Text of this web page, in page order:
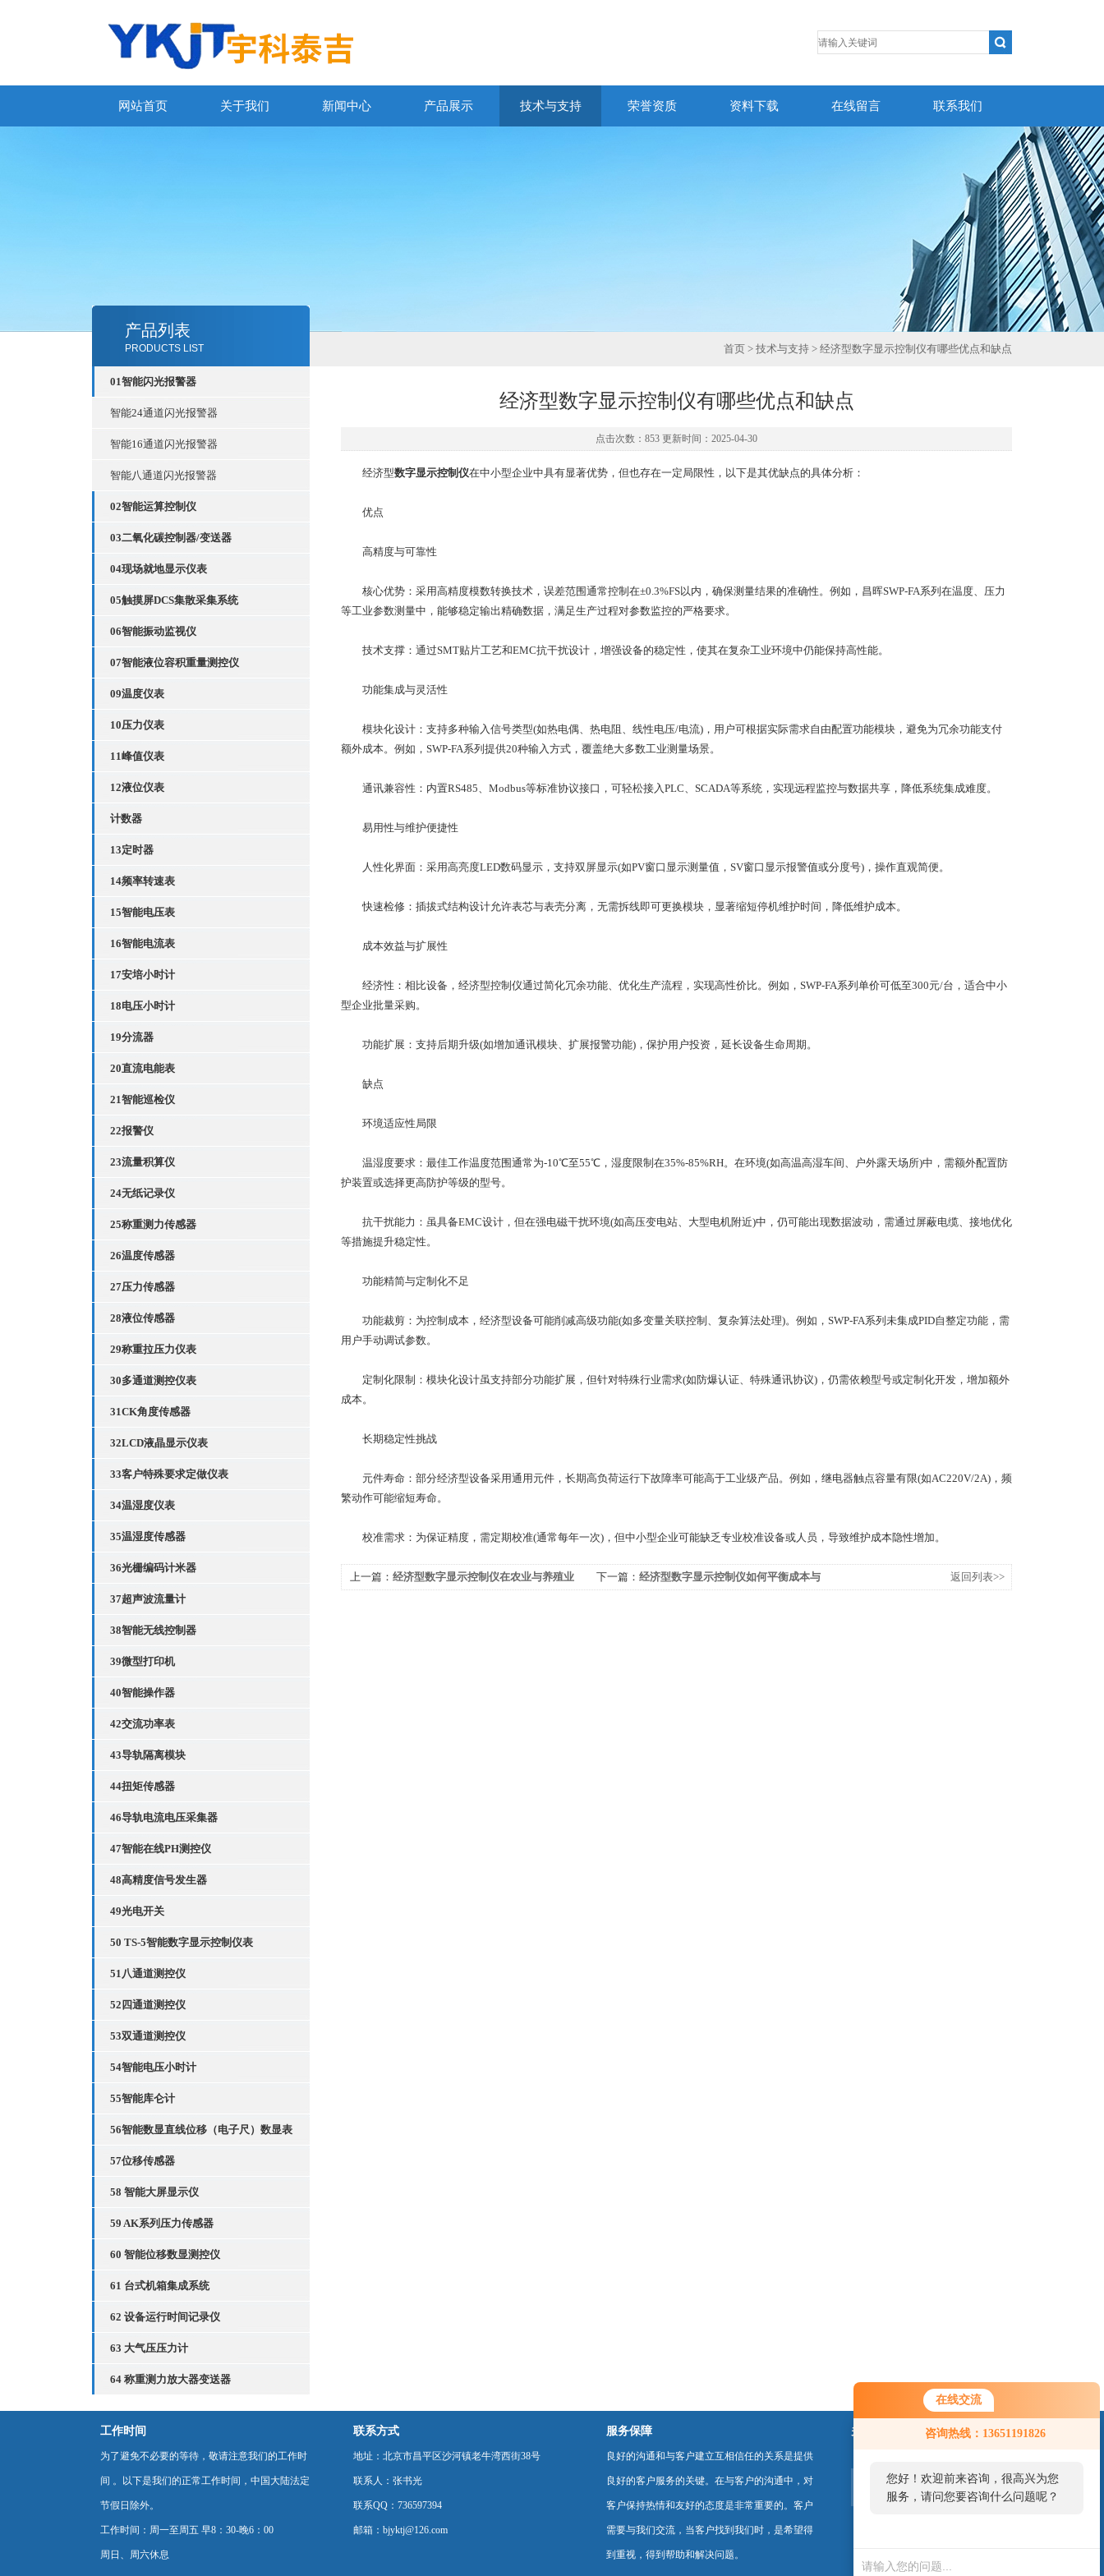
在线交流
咨询热线：13651191826
您好！欢迎前来咨询，很高兴为您
服务，请问您要咨询什么问题呢？
网站首页 关于我们 新闻中心 产品展示 技术与支持 荣誉资质 资料下载 在线留言 联系我们
产品列表
PRODUCTS LIST
01智能闪光报警器
智能24通道闪光报警器
智能16通道闪光报警器
智能八通道闪光报警器
02智能运算控制仪
03二氧化碳控制器/变送器
04现场就地显示仪表
05触摸屏DCS集散采集系统
06智能振动监视仪
07智能液位容积重量测控仪
09温度仪表
10压力仪表
11峰值仪表
12液位仪表
计数器
13定时器
14频率转速表
15智能电压表
16智能电流表
17安培小时计
18电压小时计
19分流器
20直流电能表
21智能巡检仪
22报警仪
23流量积算仪
24无纸记录仪
25称重测力传感器
26温度传感器
27压力传感器
28液位传感器
29称重拉压力仪表
30多通道测控仪表
31CK角度传感器
32LCD液晶显示仪表
33客户特殊要求定做仪表
34温湿度仪表
35温湿度传感器
36光栅编码计米器
37超声波流量计
38智能无线控制器
39微型打印机
40智能操作器
42交流功率表
43导轨隔离模块
44扭矩传感器
46导轨电流电压采集器
47智能在线PH测控仪
48高精度信号发生器
49光电开关
50 TS-5智能数字显示控制仪表
51八通道测控仪
52四通道测控仪
53双通道测控仪
54智能电压小时计
55智能库仑计
56智能数显直线位移（电子尺）数显表
57位移传感器
58 智能大屏显示仪
59 AK系列压力传感器
60 智能位移数显测控仪
61 台式机箱集成系统
62 设备运行时间记录仪
63 大气压压力计
64 称重测力放大器变送器
首页 > 技术与支持 > 经济型数字显示控制仪有哪些优点和缺点
经济型数字显示控制仪有哪些优点和缺点
点击次数：853 更新时间：2025-04-30
经济型数字显示控制仪在中小型企业中具有显著优势，但也存在一定局限性，以下是其优缺点的具体分析：
优点
高精度与可靠性
核心优势：采用高精度模数转换技术，误差范围通常控制在±0.3%FS以内，确保测量结果的准确性。例如，昌晖SWP-FA系列在温度、压力
等工业参数测量中，能够稳定输出精确数据，满足生产过程对参数监控的严格要求。
技术支撑：通过SMT贴片工艺和EMC抗干扰设计，增强设备的稳定性，使其在复杂工业环境中仍能保持高性能。
功能集成与灵活性
模块化设计：支持多种输入信号类型(如热电偶、热电阻、线性电压/电流)，用户可根据实际需求自由配置功能模块，避免为冗余功能支付
额外成本。例如，SWP-FA系列提供20种输入方式，覆盖绝大多数工业测量场景。
通讯兼容性：内置RS485、Modbus等标准协议接口，可轻松接入PLC、SCADA等系统，实现远程监控与数据共享，降低系统集成难度。
易用性与维护便捷性
人性化界面：采用高亮度LED数码显示，支持双屏显示(如PV窗口显示测量值，SV窗口显示报警值或分度号)，操作直观简便。
快速检修：插拔式结构设计允许表芯与表壳分离，无需拆线即可更换模块，显著缩短停机维护时间，降低维护成本。
成本效益与扩展性
经济性：相比设备，经济型控制仪通过简化冗余功能、优化生产流程，实现高性价比。例如，SWP-FA系列单价可低至300元/台，适合中小
型企业批量采购。
功能扩展：支持后期升级(如增加通讯模块、扩展报警功能)，保护用户投资，延长设备生命周期。
缺点
环境适应性局限
温湿度要求：最佳工作温度范围通常为-10℃至55℃，湿度限制在35%-85%RH。在环境(如高温高湿车间、户外露天场所)中，需额外配置防
护装置或选择更高防护等级的型号。
抗干扰能力：虽具备EMC设计，但在强电磁干扰环境(如高压变电站、大型电机附近)中，仍可能出现数据波动，需通过屏蔽电缆、接地优化
等措施提升稳定性。
功能精简与定制化不足
功能裁剪：为控制成本，经济型设备可能削减高级功能(如多变量关联控制、复杂算法处理)。例如，SWP-FA系列未集成PID自整定功能，需
用户手动调试参数。
定制化限制：模块化设计虽支持部分功能扩展，但针对特殊行业需求(如防爆认证、特殊通讯协议)，仍需依赖型号或定制化开发，增加额外
成本。
长期稳定性挑战
元件寿命：部分经济型设备采用通用元件，长期高负荷运行下故障率可能高于工业级产品。例如，继电器触点容量有限(如AC220V/2A)，频
繁动作可能缩短寿命。
校准需求：为保证精度，需定期校准(通常每年一次)，但中小型企业可能缺乏专业校准设备或人员，导致维护成本隐性增加。
上一篇： 经济型数字显示控制仪在农业与养殖业
下一篇： 经济型数字显示控制仪如何平衡成本与
返回列表>>
工作时间
为了避免不必要的等待，敬请注意我们的工作时
间 。以下是我们的正常工作时间，中国大陆法定
节假日除外。
工作时间：周一至周五 早8：30-晚6：00
周日、周六休息
联系方式
地址：北京市昌平区沙河镇老牛湾西街38号
联系人：张书光
联系QQ：736597394
邮箱：bjyktj@126.com
服务保障
良好的沟通和与客户建立互相信任的关系是提供
良好的客户服务的关键。在与客户的沟通中，对
客户保持热情和友好的态度是非常重要的。客户
需要与我们交流，当客户找到我们时，是希望得
到重视，得到帮助和解决问题。
关注我们